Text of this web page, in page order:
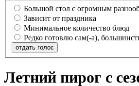
Большой стол с огромным
Зависит от праздника
Минимальное количество блюд
Редко готовлю сам(-а),
отдать голос
Летний пирог с